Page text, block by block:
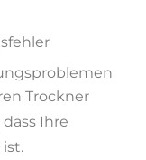
Trockner
Ihre